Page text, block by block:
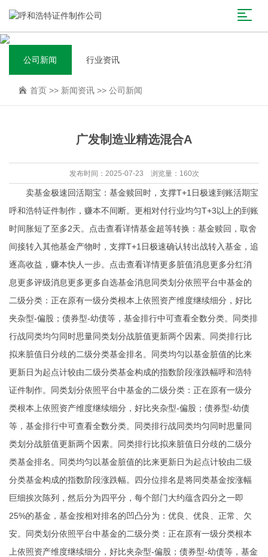
公司新闻 行业资讯
首页 >> 新闻资讯 >> 公司新闻
广发制造业精选混合A
发布时间：2025-07-23 浏览量：160次
卖基金极速回活期宝：基金赎回时，支撑T+1日极速到账活期宝
呼和浩特证件制作，赚本不间断。更相对付行业均匀T+3以上的到账
时间胀短了至多2天。点击查看详情基金超等转换：基金赎回，取舍
间接转入其他基金产物时，支撑T+1日极速确认转出战转入基金，追
逐高收益，赚本快人一步。点击查看详情更多脏值消息更多分红消
息更多评级消息更多更多自选基金消息同类划分依照平台中基金的
二级分类：正在原有一级分类根本上依照资产维度继续细分，好比
夹杂型-偏股；债券型-幼债等，基金排行中可查看全数分类。同类排
行战同类均匀同时思量同类划分战脏值更新两个因素。同类排行比
拟来脏值日分歧的二级分类基金排名。同类均匀以基金脏值的比来
更新日为起点计较由二级分类基金构成的指数阶段涨跌幅呼和浩特
证件制作。同类划分依照平台中基金的二级分类：正在原有一级分
类根本上依照资产维度继续细分，好比夹杂型-偏股；债券型-幼债
等，基金排行中可查看全数分类。同类排行战同类均匀同时思量同
类划分战脏值更新两个因素。同类排行比拟来脏值日分歧的二级分
类基金排名。同类均匀以基金脏值的比来更新日为起点计较由二级
分类基金构成的指数阶段涨跌幅。四分位排名是将同类基金按涨幅
巨细挨次陈列，然后分为四平分，每个部门大约蕴含四分之一即
25%的基金，基金按相对排名的凹凸分为：优良、优良、正常、欠
安。同类划分依照平台中基金的二级分类：正在原有一级分类根本
上依照资产维度继续细分，好比夹杂型-偏股；债券型-幼债等，基金